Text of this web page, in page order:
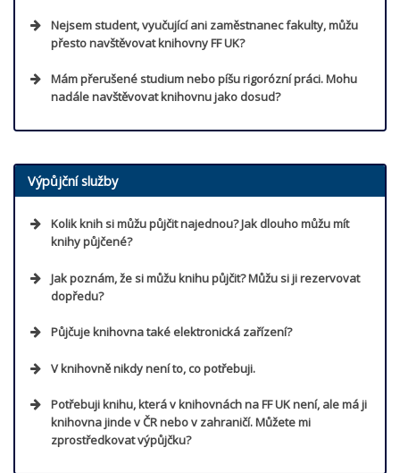
Přejít
knihoven
Nejsem student, vyučující ani zaměstnanec fakulty, můžu
přesto navštěvovat knihovny FF UK?
Mám přerušené studium nebo píšu rigorózní práci. Mohu
nadále navštěvovat knihovnu jako dosud?
Výpůjční služby
Kolik knih si můžu půjčit najednou? Jak dlouho můžu mít
knihy půjčené?
Jak poznám, že si můžu knihu půjčit? Můžu si ji rezervovat
dopředu?
Mimo knihovnu
Půjčuje knihovna také elektronická zařízení?
V knihovně nikdy není to, co potřebuji.
Potřebuji knihu, která v knihovnách na FF UK není, ale má ji
knihovna jinde v ČR nebo v zahraničí. Můžete mi
zprostředkovat výpůjčku?